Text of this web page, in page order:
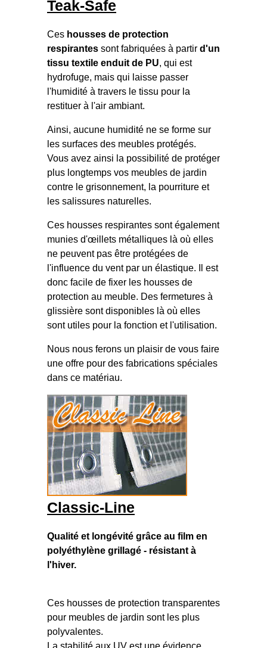
Teak-Safe
Ces housses de protection
respirantes sont fabriquées à partir d'un
tissu textile enduit de PU, qui est
hydrofuge, mais qui laisse passer
l'humidité à travers le tissu pour la
restituer à l'air ambiant.
Ainsi, aucune humidité ne se forme sur
les surfaces des meubles protégés.
Vous avez ainsi la possibilité de protéger
plus longtemps vos meubles de jardin
contre le grisonnement, la pourriture et
les salissures naturelles.
Ces housses respirantes sont également
munies d'œillets métalliques là où elles
ne peuvent pas être protégées de
l'influence du vent par un élastique. Il est
donc facile de fixer les housses de
protection au meuble. Des fermetures à
glissière sont disponibles là où elles
sont utiles pour la fonction et l'utilisation.
Nous nous ferons un plaisir de vous faire
une offre pour des fabrications spéciales
dans ce matériau.
Classic-Line
Qualité et longévité grâce au film en
polyéthylène grillagé - résistant à
l'hiver.
Ces housses de protection transparentes
pour meubles de jardin sont les plus
polyvalentes.
La stabilité aux UV est une évidence